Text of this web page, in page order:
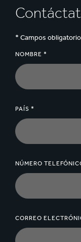
Falconboard™.
Su producto
suministro
800kPa,
Da soporte
Protege a nuestro
* Campos
NOMBRE *
PAÍS *
NÚMERO
CORREO